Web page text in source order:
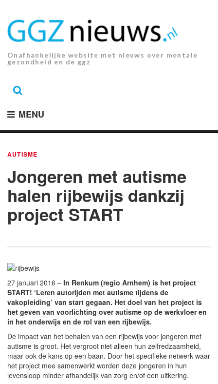
inhoud.
Onafhankelijke website met nieuws over mentale
gezondheid en de ggz
MENU
AUTISME
Jongeren met autisme
halen rijbewijs dankzij
project START
27 januari 2016 – In Renkum (regio Arnhem) is het project
START! ‘Leren autorijden met autisme tijdens de
vakopleiding’ van start gegaan. Het doel van het project is
het geven van voorlichting over autisme op de werkvloer en
in het onderwijs en de rol van een rijbewijs.
De impact van het behalen van een rijbewijs voor jongeren met
autisme is groot. Het vergroot niet alleen hun zelfredzaamheid,
maar ook de kans op een baan. Door het specifieke netwerk waar
het project mee samenwerkt worden deze jongeren in hun
levensloop minder afhandelijk van zorg en/of een uitkering.